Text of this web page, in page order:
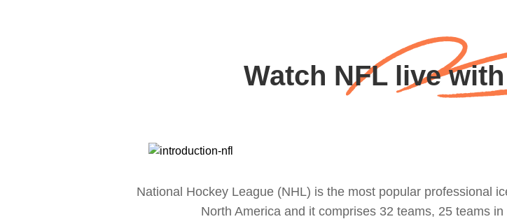
Watch NFL live
National Hockey League (NHL) is the most popular professional
North America and it comprises 32 teams, 25 teams